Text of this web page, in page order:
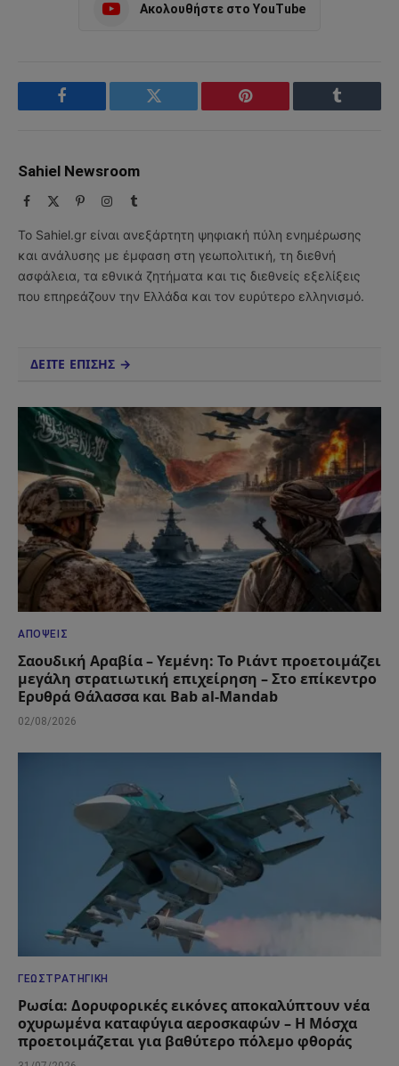
Ακολουθήστε στο YouTube
Facebook Twitter Pinterest Tumblr
Sahiel Newsroom
Facebook PinterestInstagram
Tumblr
Το Sahiel.gr είναι ανεξάρτητη ψηφιακή πύλη ενημέρωσης
και ανάλυσης με έμφαση στη γεωπολιτική, τη διεθνή
ασφάλεια, τα εθνικά ζητήματα και τις διεθνείς εξελίξεις
που επηρεάζουν την Ελλάδα και τον ευρύτερο ελληνισμό.
ΔΕΙΤΕ ΕΠΙΣΗΣ →
ΑΠΌΨΕΙΣ
Σαουδική Αραβία – Υεμένη: Το Ριάντ προετοιμάζει
μεγάλη στρατιωτική επιχείρηση – Στο επίκεντρο
Ερυθρά Θάλασσα και Bab al-Mandab
02/08/2026
ΓΕΩΣΤΡΑΤΗΓΙΚΉ
Ρωσία: Δορυφορικές εικόνες αποκαλύπτουν νέα
οχυρωμένα καταφύγια αεροσκαφών – Η Μόσχα
προετοιμάζεται για βαθύτερο πόλεμο φθοράς